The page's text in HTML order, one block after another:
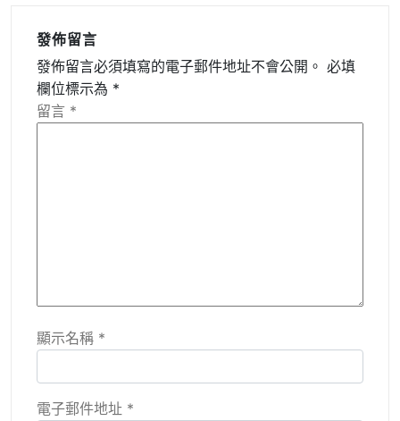
發佈留言
發佈留言必須填寫的電子郵件地址不會公開。 必填
欄位標示為 *
留言 *
顯示名稱 *
電子郵件地址 *